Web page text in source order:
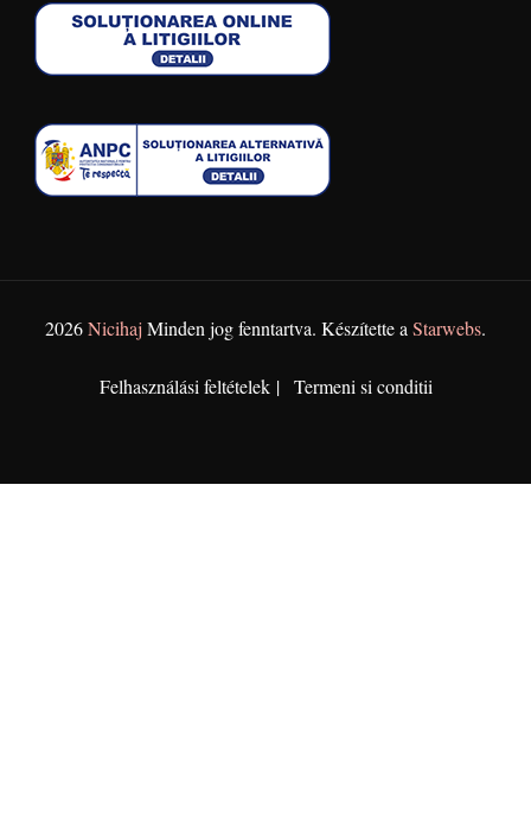
2026Nicihaj Minden jog fenntartva. Készítette a Starwebs.
Felhasználási feltételek Termeni si conditii